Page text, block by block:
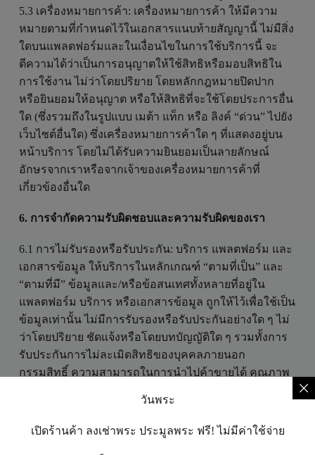
5.3 เครื่องหมายการค้า: เครื่องหมายการค้า ให้มีความ
หมายตามที่กำหนดไว้ในเอกสารแนบท้ายสัญญานี้ ไม่มีสิ่ง
ใดบนแพลตฟอร์มและในเงื่อนไขในการใช้บริการนี้ จะ
ตีความได้ว่าเป็นการอนุญาตให้ใช้สิทธิหรือมอบสิทธิใน
การใช้งาน ไม่ว่าโดยปริยาย โดยหลักกฎหมายปิดปาก
หรือยินยอมให้อนุญาต หรือให้สิทธิที่จะใช้โดยประการอื่น
ใด (ซึ่งรวมถึงในรูปแบบ เมต้า แท็ก หรือ ลิงค์ “ด่วน” ไปยัง
เว็บไซต์อื่นใด) ซึ่งเครื่องหมายการค้าใด ๆ ที่แสดงอยู่บน
หน้าบริการ โดยไม่ได้รับความยินยอมเป็นลายลักษณ์
อักษรจากเราหรือจากเจ้าของเครื่องหมายการค้าที่
เกี่ยวข้องอื่นใด
6. การจำกัดความรับผิดชอบและความรับผิดของเรา
6.1 การไม่รับรองหรือรับประกัน: บริการ แพลตฟอร์ม และ
เอกสารข้อมูล ให้บริการในหลักเกณฑ์ “ตามที่เป็น” และ
“ตามที่มี” ข้อมูลและ/หรือข้อสนเทศทั้งหลายที่อยู่ใน
แพลตฟอร์ม บริการ หรือเอกสารข้อมูล ถูกให้ไว้เพื่อใช้เป็น
ข้อมูลเท่านั้น ไม่มีการรับรองหรือรับประกันอย่างใด ๆ ไม่
ว่าโดยปริยาย ชัดแจ้งหรือโดยบทบัญญัติใด ๆ รวมทั้งการ
รับประกันการไม่ละเมิดสิทธิของบุคคลภายนอก
กรรมสิทธิ์ ความสามารถในการนำไปค้าขายได้ คุณภาพ
หนึ่งอย่างใด ให้ไว้ในส่วนที่เกี่ยวข้องกับแพลตฟอร์ม
บริการ หรือเอกสารข้อมูล โดยไม่เป็นการกระทบ
วันพระ
เปิดร้านค้า ลงเช่าพระ ประมูลพระ ฟรี! ไม่มีค่าใช้จ่าย